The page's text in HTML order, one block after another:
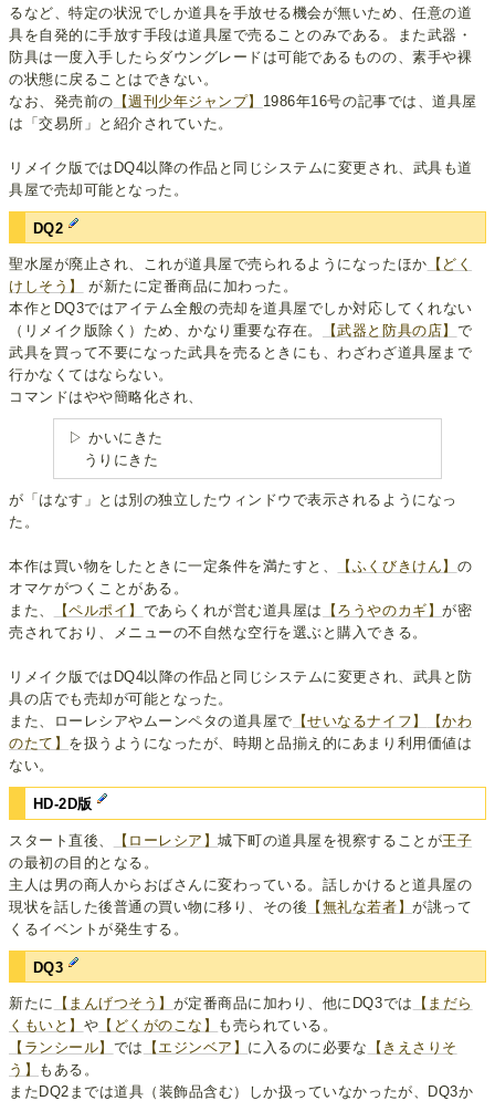
るなど、特定の状況でしか道具を手放せる機会が無いため、任意の道
具を自発的に手放す手段は道具屋で売ることのみである。また武器・
防具は一度入手したらダウングレードは可能であるものの、素手や裸
の状態に戻ることはできない。
なお、発売前の 【週刊少年ジャンプ】 1986年16号の記事では、道具屋
は「交易所」と紹介されていた。
リメイク版ではDQ4以降の作品と同じシステムに変更され、武具も道
具屋で売却可能となった。
DQ2
聖水屋が廃止され、これが道具屋で売られるようになったほか 【どく
けしそう】
が新たに定番商品に加わった。
本作とDQ3ではアイテム全般の売却を道具屋でしか対応してくれない
（リメイク版除く）ため、かなり重要な存在。
【武器と防具の店】 で
武具を買って不要になった武具を売るときにも、わざわざ道具屋まで
行かなくてはならない。
コマンドはやや簡略化され、
▷ かいにきた
うりにきた
が「はなす」とは別の独立したウィンドウで表示されるようになっ
た。
本作は買い物をしたときに一定条件を満たすと、 【ふくびきけん】 の
オマケがつくことがある。
また、
【ペルポイ】 であらくれが営む道具屋は 【ろうやのカギ】が密
売されており、メニューの不自然な空行を選ぶと購入できる。
リメイク版ではDQ4以降の作品と同じシステムに変更され、武具と防
具の店でも売却が可能となった。
また、ローレシアやムーンペタの道具屋で 【せいなるナイフ】
【かわ
のたて】 を扱うようになったが、時期と品揃え的にあまり利用価値は
ない。
HD-2D版
スタート直後、 【ローレシア】城下町の道具屋を視察することが王子
の最初の目的となる。
主人は男の商人からおばさんに変わっている。話しかけると道具屋の
現状を話した後普通の買い物に移り、その後 【無礼な若者】が誂って
くるイベントが発生する。
DQ3
新たに 【まんげつそう】 が定番商品に加わり、他にDQ3では
【まだら
くもいと】 や 【どくがのこな】
も売られている。
【ランシール】 では 【エジンベア】 に入るのに必要な 【きえさりそ
う】
もある。
またDQ2までは道具（装飾品含む）しか扱っていなかったが、DQ3か